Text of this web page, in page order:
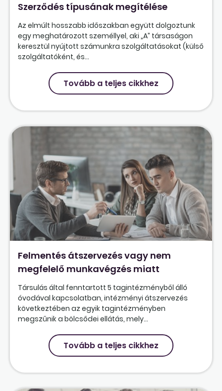
Szerződés típusának megítélése
Az elmúlt hosszabb időszakban együtt dolgoztunk
egy meghatározott személlyel, aki „A” társaságon
keresztül nyújtott számunkra szolgáltatásokat (külső
szolgáltatóként, és...
Tovább a teljes cikkhez
Felmentés átszervezés vagy nem
megfelelő munkavégzés miatt
Társulás által fenntartott 5 tagintézményből álló
óvodával kapcsolatban, intézményi átszervezés
következtében az egyik tagintézményben
megszűnik a bölcsődei ellátás, mely...
Tovább a teljes cikkhez